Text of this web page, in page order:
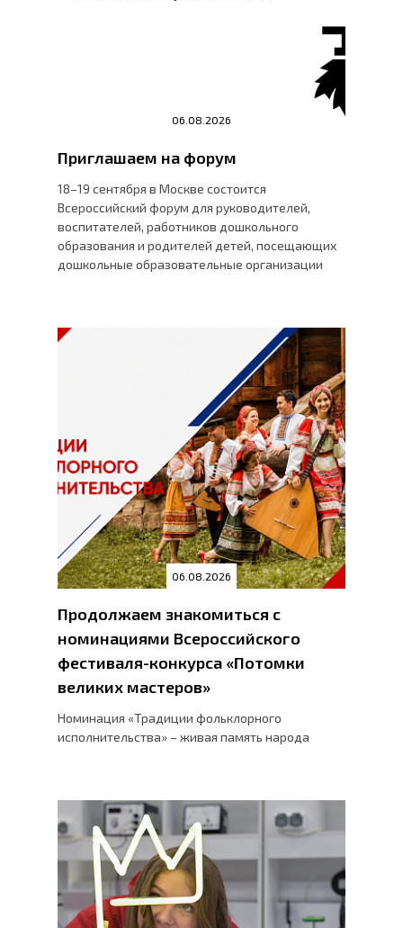
06.08.2026
Приглашаем на форум
18–19 сентября в Москве состоится
Всероссийский форум для руководителей,
воспитателей, работников дошкольного
образования и родителей детей, посещающих
дошкольные образовательные организации
06.08.2026
Продолжаем знакомиться с
номинациями Всероссийского
фестиваля-конкурса «Потомки
великих мастеров»
Номинация «Традиции фольклорного
исполнительства» – живая память народа